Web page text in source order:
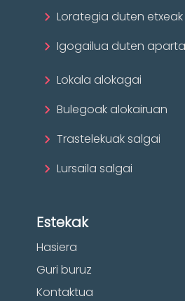
Lorategia duten etxeak
Igogailua duten
Lokala alokagai
Bulegoak alokairuan
Trastelekuak salgai
Lursaila salgai
Estekak
Hasiera
Guri buruz
Kontaktua